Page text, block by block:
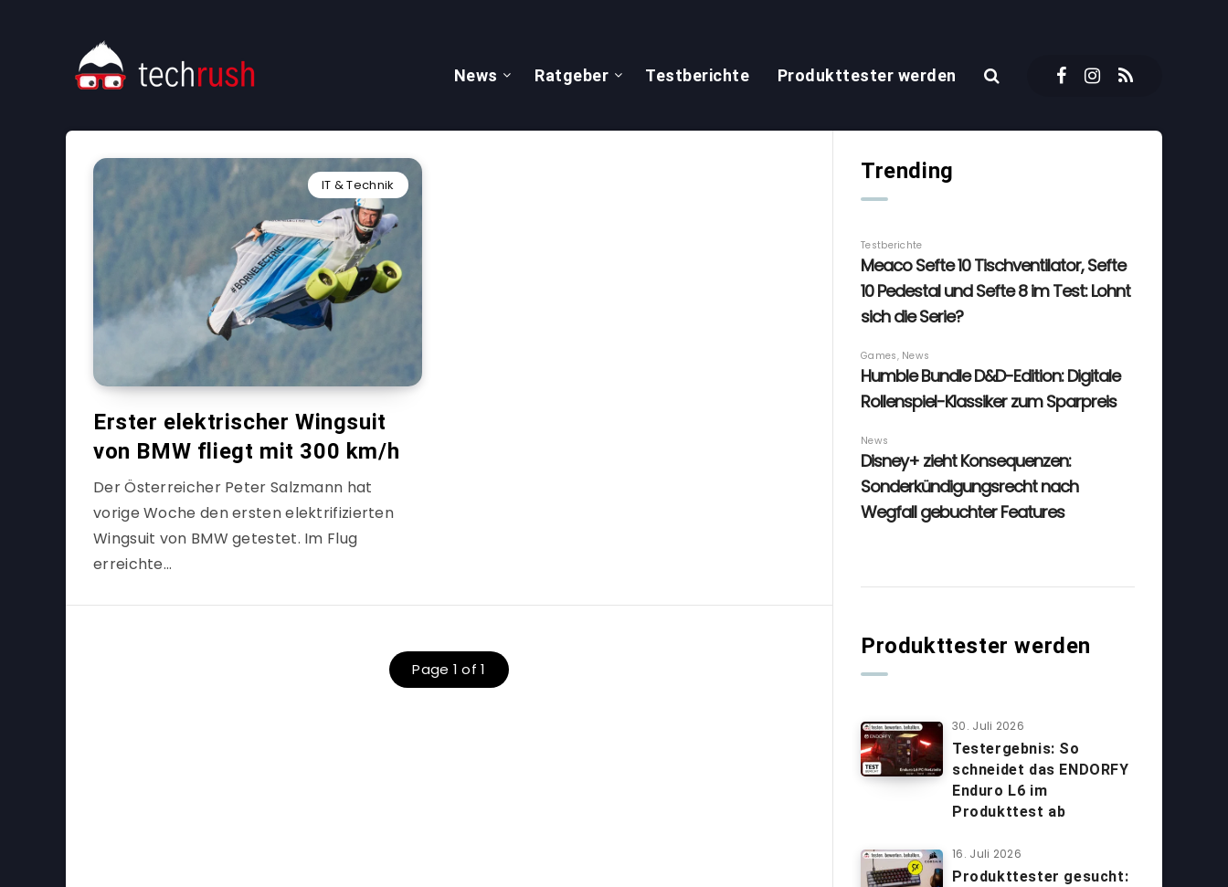
News Ratgeber Testberichte Produkttester werden
IT & Technik
Erster elektrischer Wingsuit
von BMW fliegt mit 300 km/h
Der Österreicher Peter Salzmann hat
vorige Woche den ersten elektrifizierten
Wingsuit von BMW getestet. Im Flug
erreichte…
Page 1 of 1
Trending
Produkttester werden
30. Juli 2026
Testergebnis: So
schneidet das ENDORFY
Enduro L6 im
Produkttest ab
16. Juli 2026
Produkttester gesucht: